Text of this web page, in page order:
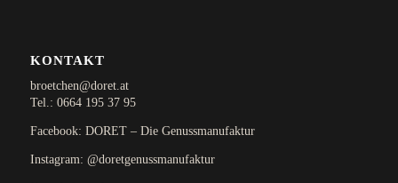
KONTAKT
broetchen@doret.at
Tel.: 0664 195 37 95
Facebook: DORET – Die Genussmanufaktur
Instagram: @doretgenussmanufaktur